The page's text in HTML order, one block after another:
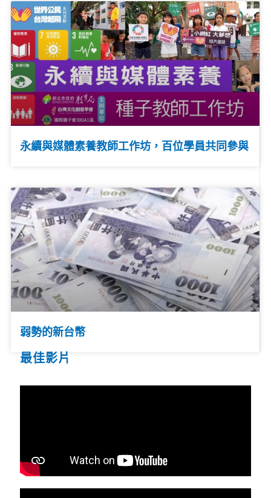
永續與媒體素養教師工作坊，百位學員共同參與
弱勢的新台幣
最佳影片